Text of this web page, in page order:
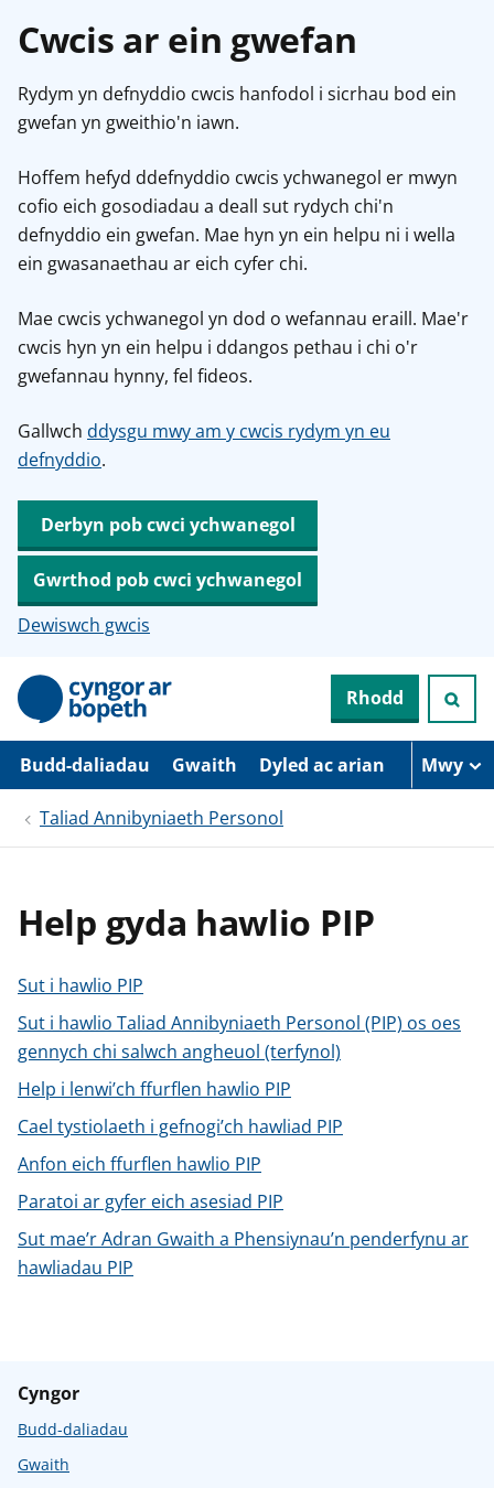
Cwcis ar ein gwefan
Rydym yn defnyddio cwcis hanfodol i sicrhau bod ein
gwefan yn gweithio'n iawn.
Hoffem hefyd ddefnyddio cwcis ychwanegol er mwyn
cofio eich gosodiadau a deall sut rydych chi'n
defnyddio ein gwefan. Mae hyn yn ein helpu ni i wella
ein gwasanaethau ar eich cyfer chi.
Mae cwcis ychwanegol yn dod o wefannau eraill. Mae'r
cwcis hyn yn ein helpu i ddangos pethau i chi o'r
gwefannau hynny, fel fideos.
Gallwch ddysgu mwy am y cwcis rydym yn eu
defnyddio.
Derbyn pob cwci ychwanegol
Gwrthod pob cwci ychwanegol
Dewiswch gwcis
N
d
r
n
w
Rhodd
Budd-daliadau Gwaith Dyled ac arian Mwy
Taliad Annibyniaeth Personol
Help gyda hawlio PIP
Sut i hawlio PIP
Sut i hawlio Taliad Annibyniaeth Personol (PIP) os oes
gennych chi salwch angheuol (terfynol)
Help i lenwi’ch ffurflen hawlio PIP
Cael tystiolaeth i gefnogi’ch hawliad PIP
Anfon eich ffurflen hawlio PIP
Paratoi ar gyfer eich asesiad PIP
Sut mae’r Adran Gwaith a Phensiynau’n penderfynu ar
hawliadau PIP
Cyngor
Budd-daliadau
Gwaith